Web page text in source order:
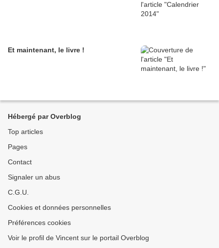
Et maintenant, le livre !
Hébergé par Overblog
Top articles
Pages
Contact
Signaler un abus
C.G.U.
Cookies et données personnelles
Préférences cookies
Voir le profil de Vincent sur le portail Overblog